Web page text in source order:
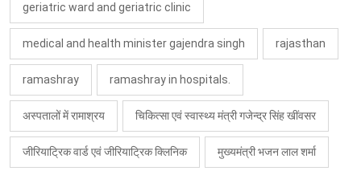
geriatric ward and geriatric clinic
medical and health minister gajendra singh rajasthan
ramashray ramashray in hospitals.
अस्पतालों में रामाश्रय चिकित्सा एवं स्वास्थ्य मंत्री गजेन्द्र सिंह खींवसर
जीरियाट्रिक वार्ड एवं जीरियाट्रिक क्लिनिक मुख्यमंत्री भजन लाल शर्मा